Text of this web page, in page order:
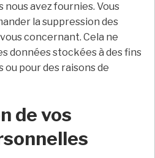
nous avez fournies. Vous
la suppression des
concernant. Cela ne
données stockées à des fins
pour des raisons de
de vos